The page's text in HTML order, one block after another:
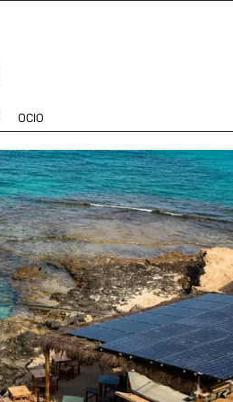
OCIO